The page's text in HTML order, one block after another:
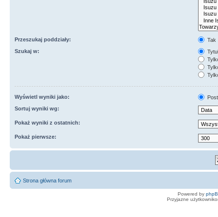
Przeszukaj poddziały:
Tak
Szukaj w:
Wyświetl wyniki jako:
Sortuj wyniki wg:
Pokaż wyniki z ostatnich:
Pokaż pierwsze:
Strona główna forum
Powered by
Przyjazne